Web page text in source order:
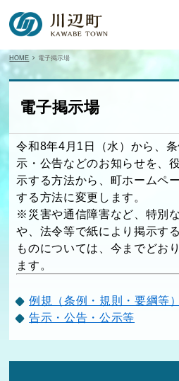
HOME 電子掲示場
電子掲示場
令和8年4月1日（水）から、
示・公告などのお知らせを、
示する方法から、町ホームペ
する方法に変更します。
※災害や通信障害など、特別
や、法令等で紙により掲示す
ものについては、今までどお
ます。
例規（条例・規則・要綱等）
告示・公告・公示等